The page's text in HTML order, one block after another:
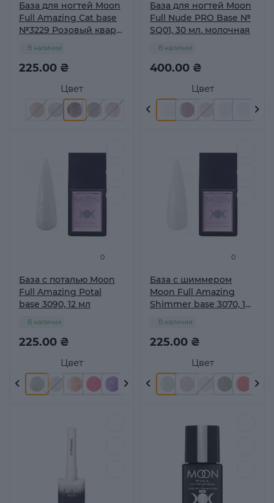
База для ногтей Moon
Full Amazing Сat base
№3229 Розовый кварц,
Цвет
225.00 ₴
В наличии
База для ногтей Moon
Full Nude PRO Base №
SQ01, 30 мл. молочная
Цвет
400.00 ₴
В наличии
0
База с поталью Moon
Full Amazing Potal
base 3090, 12 мл
Цвет
225.00 ₴
В наличии
0
База с шиммером
Moon Full Amazing
Shimmer base 3070, 12
Цвет
225.00 ₴
В наличии